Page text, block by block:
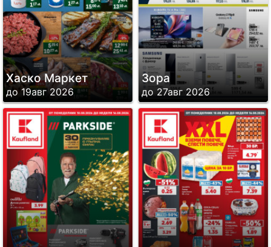
Хаско Маркет
до 19авг 2026
Зора
до 27авг 2026